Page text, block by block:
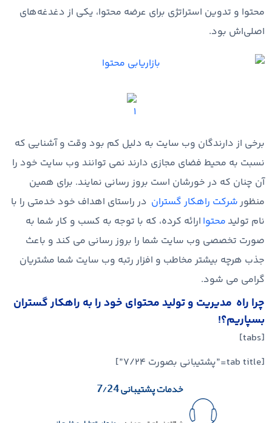
محتوا و تدوین استراتژی برای عرضه محتوا، یکی از دغدغه‌های
اصلی‌اش بود.
برخی از دارندگان وب سایت به دلیل کم بود وقت و آشنایی که
نسبت به محیط فضای مجازی دارند نمی توانند وب سایت خود را
آن چنان که در خورشان است بروز رسانی نمایند. برای همین
منظورشرکت راهکار گستران در راستای اهداف خود خدمتی را با
نام تولید محتوا ارائه کرده، که با توجه به کسب و کار شما به
صورت تخصصی وب سایت شما را بروز رسانی می کند و باعث
جذب هرچه بیشتر مخاطب و افزار رتبه وب سایت شما مشتریان
گرامی می شود.
چرا راه مدیریت و تولید محتوای خود را به راهکار گستران
بسپاریم؟!
[tabs]
[tab title=”پشتیبانی بصورت ۷/۲۴”]